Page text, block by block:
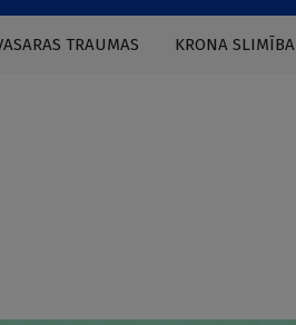
TRAUMAS KRONA SLIMĪBA